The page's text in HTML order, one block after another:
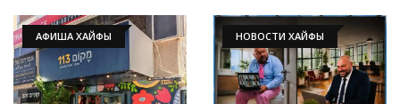
АФИША ХАЙФЫ НОВОСТИ ХАЙФЫ